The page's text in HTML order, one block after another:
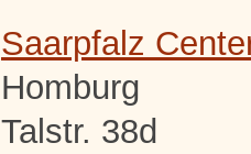
Saarpfalz
Homburg
Talstr. 38d